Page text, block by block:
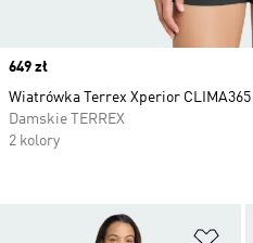
Price
649 zł
Wiatrówka Terrex Xperior
Damskie TERREX
2 kolory